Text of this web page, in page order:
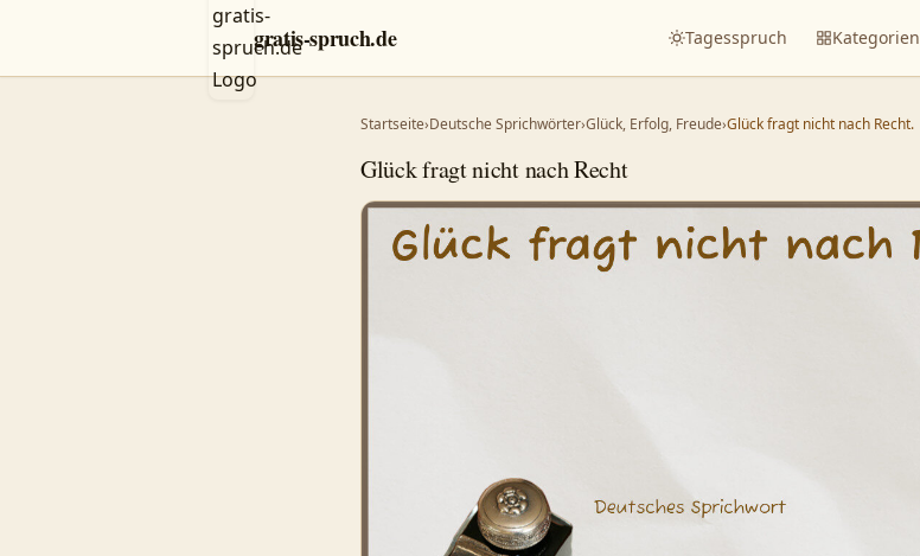
gratis-spruch.de Tagesspruch Kategorien
Startseite›Deutsche Sprichwörter›Glück, Erfolg, Freude›Glück fragt nicht nach Recht.
Glück fragt nicht nach Recht